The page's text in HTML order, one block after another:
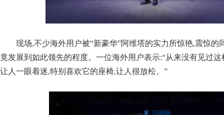
现场,不少海外用户被“新豪华”阿维塔的实力所惊艳,震惊的
竟发展到如此领先的程度。一位海外用户表示:“从来没有见过
让人一眼着迷,特别喜欢它的座椅,让人很放松。”